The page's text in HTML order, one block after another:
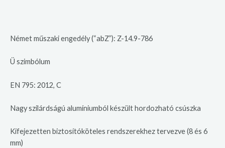
Német műszaki engedély (“abZ”): Z-14.9-786
Ü szimbólum
EN 795: 2012, C
Nagy szilárdságú alumíniumból készült hordozható csúszka
Kifejezetten biztosítóköteles rendszerekhez tervezve (8 és 6
mm)